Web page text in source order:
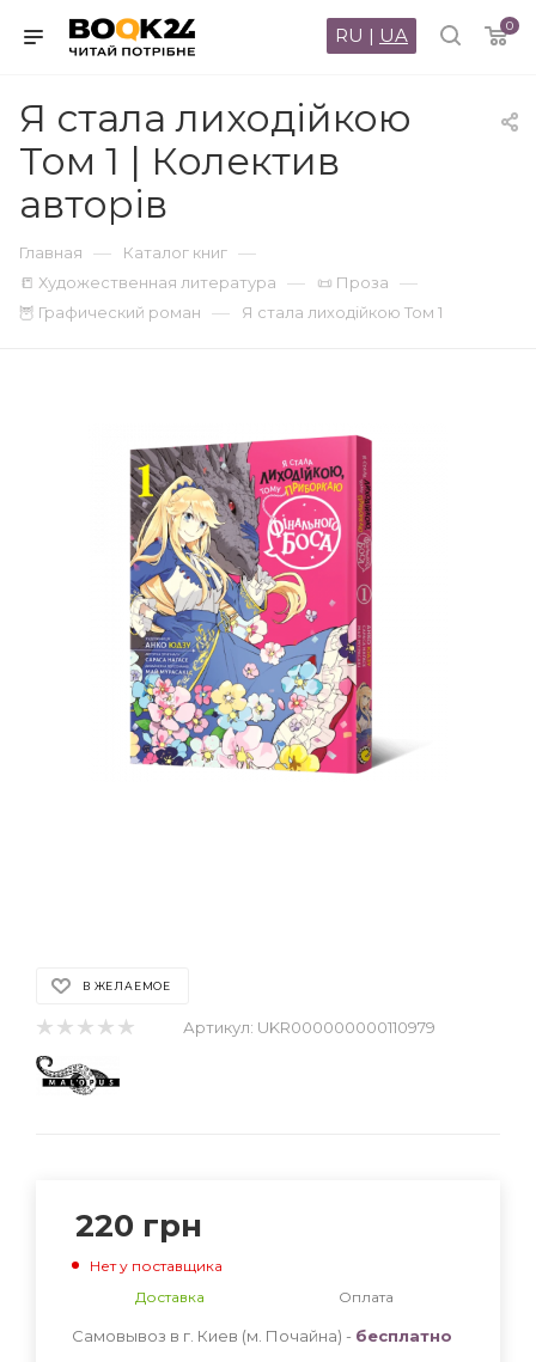
0
RU | UA
Я стала лиходійкою
Том 1 | Колектив
авторів
Главная — Каталог книг —
📒 Художественная литература — 📜 Проза —
🦉 Графический роман — Я стала лиходійкою Том 1
В ЖЕЛАЕМОЕ
Артикул: UKR000000000110979
220 грн
Нет у поставщика
Доставка
Оплата
Самовывоз в г. Киев (м. Почайна) - бесплатно